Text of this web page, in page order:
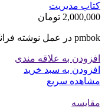
کتاب مدیریت
2,000,000 تومان
pmbok در عمل نوشته فرانک سالاری - هارولد کرزنر
افزودن به علاقه مندی
افزودن به سبد خرید
مشاهده سریع
مقایسه